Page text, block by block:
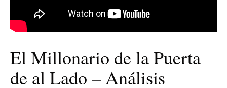
El Millonario de la Puerta
de al Lado – Análisis